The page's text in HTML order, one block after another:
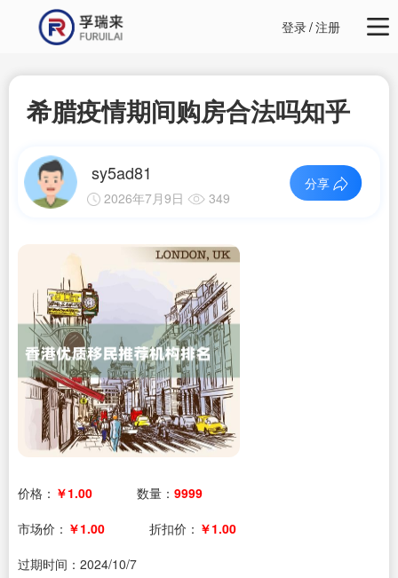
登录/注册
希腊疫情期间购房合法吗知乎
sy5ad81
2026年7月9日 349
分享
价格： ￥1.00 数量： 9999
市场价： ￥1.00 折扣价： ￥1.00
过期时间： 2024/10/7